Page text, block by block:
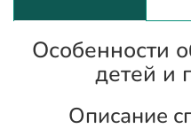
Особенности
детей и
Описание